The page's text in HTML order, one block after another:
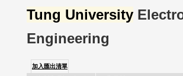
Tung University
Engineering
加入匯出清單